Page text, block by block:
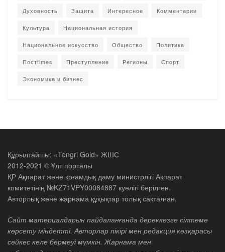
Духовность Защита Интересное Комментарии
Культура Национальная история
Национальное искусство Общество Политика
Постtimes Преступление Регионы Спорт
Экономика и бизнес
Құрылтайшы: «Tengri Gold» ЖШС
2012-2021 © Ұлт порталы
ҚР Ақпарат және қоғамдық даму министрлігі Ақпарат
комитетінің №KZ71VPY00084887 куәлігі берілген.
Авторлық және жарнама құқықтар толық сақталған.
Сайт материалдарын пайдаланғанда дереккөзге сілтеме
көрсету міндетті. Авторлар пікірі мен редакция көзқарасы
сәйкес келе бермеуі мүмкін. Жарнама мен